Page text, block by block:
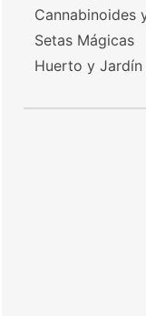
Cannabinoides
Setas Mágicas
Huerto y Jardín